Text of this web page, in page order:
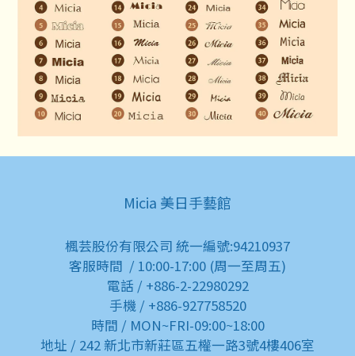
Micia 美日手藝館
楓芸股份有限公司 統一編號:94210937
客服時間 / 10:00-17:00 (周一至周五)
電話 / +886-2-22980292
手機 / +886-927758520
時間 / MON~FRI-09:00~18:00
地址 / 242 新北市新莊區五權一路3號4樓406室